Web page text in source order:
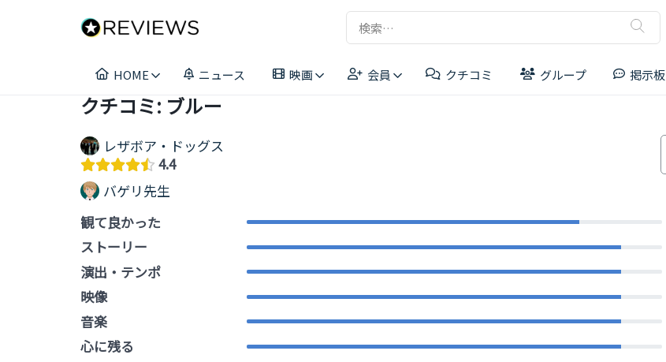
検
索:
HOME ニュース 映画 会員 クチコミ グループ 掲示板
クチコミ: ブルー
レザボア・ドッグス
4.4
バゲリ先生
観て良かった
ストーリー
演出・テンポ
映像
音楽
心に残る